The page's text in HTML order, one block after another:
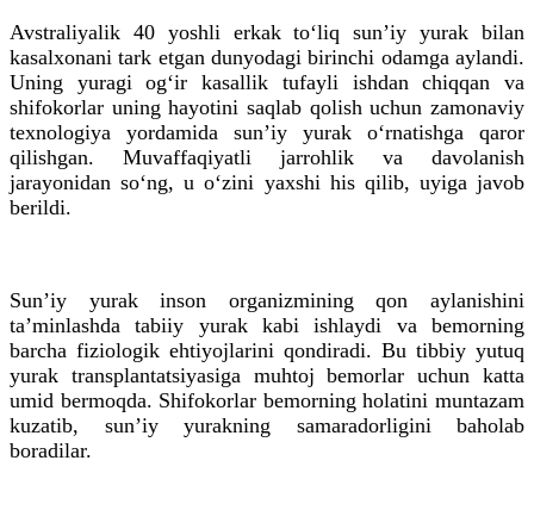
Avstraliyalik 40 yoshli erkak to‘liq sunʼiy yurak bilan
kasalxonani tark etgan dunyodagi birinchi odamga aylandi.
Uning yuragi og‘ir kasallik tufayli ishdan chiqqan va
shifokorlar uning hayotini saqlab qolish uchun zamonaviy
texnologiya yordamida sunʼiy yurak o‘rnatishga qaror
qilishgan. Muvaffaqiyatli jarrohlik va davolanish
jarayonidan so‘ng, u o‘zini yaxshi his qilib, uyiga javob
berildi.
Sunʼiy yurak inson organizmining qon aylanishini
taʼminlashda tabiiy yurak kabi ishlaydi va bemorning
barcha fiziologik ehtiyojlarini qondiradi. Bu tibbiy yutuq
yurak transplantatsiyasiga muhtoj bemorlar uchun katta
umid bermoqda. Shifokorlar bemorning holatini muntazam
kuzatib, sunʼiy yurakning samaradorligini baholab
boradilar.